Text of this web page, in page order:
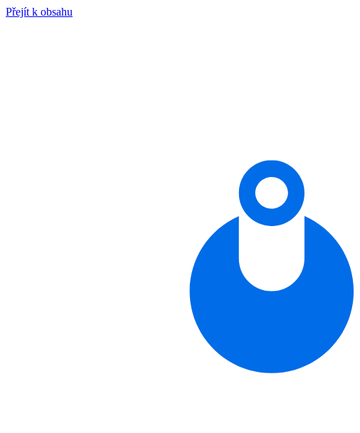
Přejít k obsahu